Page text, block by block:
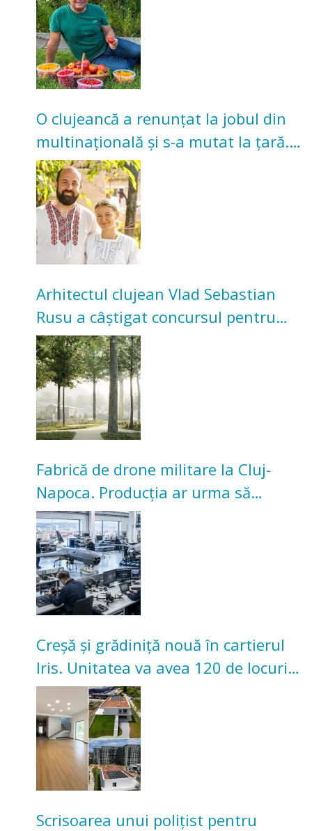
O clujeancă a renunțat la jobul din
multinațională și s-a mutat la țară.
Acum cultivă legume în grădina
bunicilor
Arhitectul clujean Vlad Sebastian
Rusu a câștigat concursul pentru
transformarea Grădinii Casei
Universitarilor
Fabrică de drone militare la Cluj-
Napoca. Producția ar urma să
înceapă în toamna acestui an
Creșă și grădiniță nouă în cartierul
Iris. Unitatea va avea 120 de locuri
pentru copii
Scrisoarea unui polițist pentru